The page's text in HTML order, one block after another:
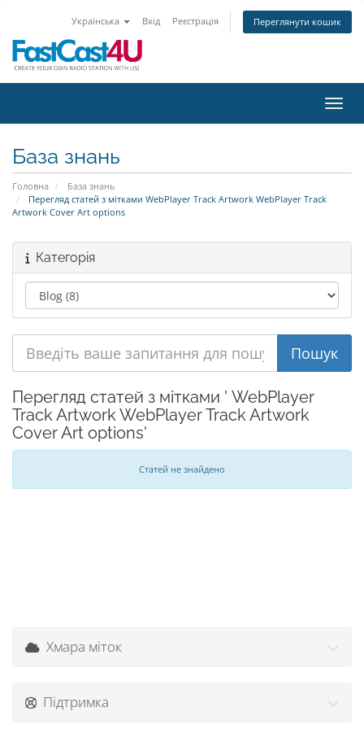
Українська Вхід Реєстрація Переглянути кошик
База знань
Головна
База знань
Перегляд статей з мітками WebPlayer Track Artwork WebPlayer Track
Artwork Cover Art options
Категорія
Перегляд статей з мітками ' WebPlayer
Track Artwork WebPlayer Track Artwork
Cover Art options'
Статей не знайдено
Хмара міток
Підтримка